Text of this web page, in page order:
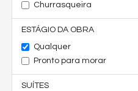
Churrasqueira
ESTÁGIO DA OBRA
Qualquer
Pronto para morar
SUÍTES